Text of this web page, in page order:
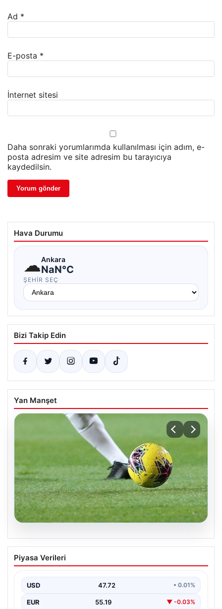
Ad *
E-posta *
İnternet sitesi
Daha sonraki yorumlarımda kullanılması için adım, e-
posta adresim ve site adresim bu tarayıcıya
kaydedilsin.
Hava Durumu
☁Ankara
NaN°C
ŞEHIR SEÇ
Bizi Takip Edin
Yan Manşet
Bugün hangi maçlar var? 08 Ağustos
Cumartesi 2026 günün maç programı,
Piyasa Verileri
USD 47.72 • 0.01%
EUR 55.19 ▼ -0.03%